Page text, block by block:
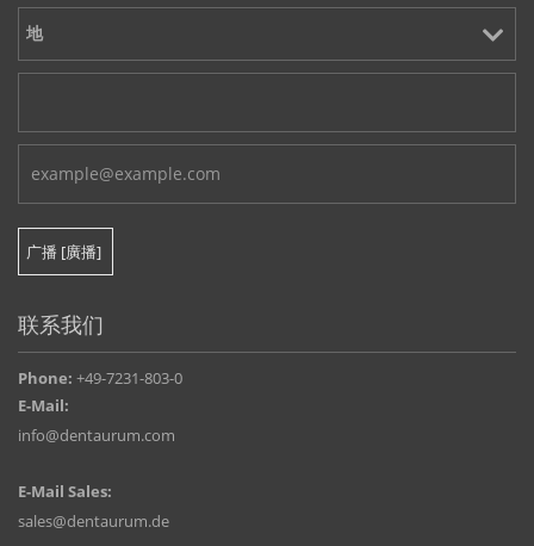
联系我们
Phone: +49-7231-803-0
E-Mail:
info@dentaurum.com
E-Mail Sales:
sales@dentaurum.de